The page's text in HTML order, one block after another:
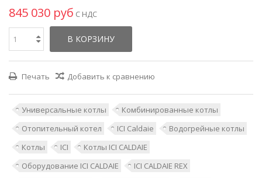
845 030 руб С НДС
В КОРЗИНУ
Печать Добавить к сравнению
Универсальные котлы
Комбинированные котлы
Отопительный котел
ICI Caldaie
Водогрейные котлы
Котлы
ICI
Котлы ICI CALDAIE
Оборудование ICI CALDAIE
ICI CALDAIE REX